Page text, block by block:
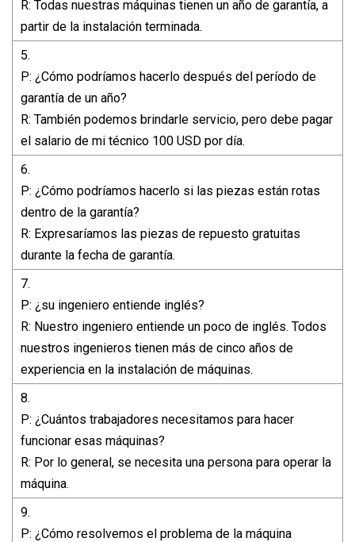
R: Todas nuestras máquinas tienen un año de garantía, a
partir de la instalación terminada.
5.
P: ¿Cómo podríamos hacerlo después del período de
garantía de un año?
R: También podemos brindarle servicio, pero debe pagar
el salario de mi técnico 100 USD por día.
6.
P: ¿Cómo podríamos hacerlo si las piezas están rotas
dentro de la garantía?
R: Expresaríamos las piezas de repuesto gratuitas
durante la fecha de garantía.
7.
P: ¿su ingeniero entiende inglés?
R: Nuestro ingeniero entiende un poco de inglés. Todos
nuestros ingenieros tienen más de cinco años de
experiencia en la instalación de máquinas.
8.
P: ¿Cuántos trabajadores necesitamos para hacer
funcionar esas máquinas?
R: Por lo general, se necesita una persona para operar la
máquina.
9.
P: ¿Cómo resolvemos el problema de la máquina